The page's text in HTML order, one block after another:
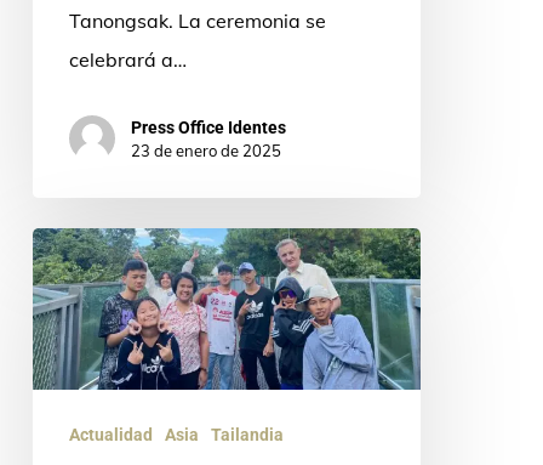
Tanongsak. La ceremonia se
celebrará a…
Press Office Identes
23 de enero de 2025
El
presidente
de
los
identesActualidad Asia Tailandia